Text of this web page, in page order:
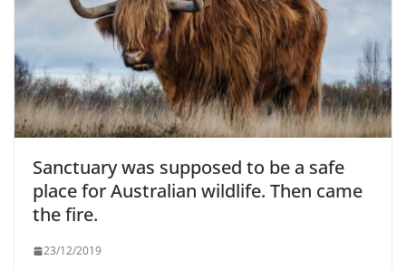
Sanctuary was supposed to be a safe
place for Australian wildlife. Then came
the fire.
23/12/2019